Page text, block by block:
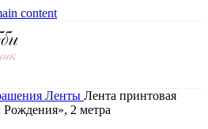
content
Ленты Лента принтовая
2 метра